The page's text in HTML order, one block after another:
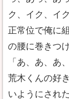
ク、イク、イ
正常位で俺に
の腰に巻きつ
「あ、あ、あ
荒木くんの好
いようにされ